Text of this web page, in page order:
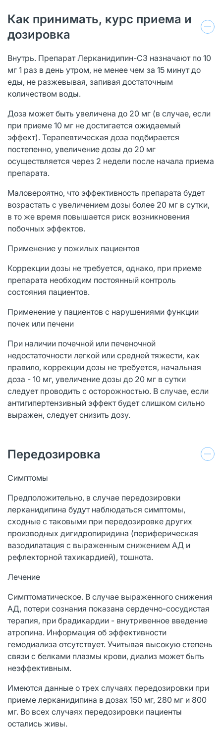
Как принимать, курс приема и
дозировка
Внутрь. Препарат Лерканидипин-СЗ назначают по 10
мг 1 раз в день утром, не менее чем за 15 минут до
еды, не разжевывая, запивая достаточным
количеством воды.
Доза может быть увеличена до 20 мг (в случае, если
при приеме 10 мг не достигается ожидаемый
эффект). Терапевтическая доза подбирается
постепенно, увеличение дозы до 20 мг
осуществляется через 2 недели после начала приема
препарата.
Маловероятно, что эффективность препарата будет
возрастать с увеличением дозы более 20 мг в сутки,
в то же время повышается риск возникновения
побочных эффектов.
Применение у пожилых пациентов
Коррекции дозы не требуется, однако, при приеме
препарата необходим постоянный контроль
состояния пациентов.
Применение у пациентов с нарушениями функции
почек или печени
При наличии почечной или печеночной
недостаточности легкой или средней тяжести, как
правило, коррекции дозы не требуется, начальная
доза - 10 мг, увеличение дозы до 20 мг в сутки
следует проводить с осторожностью. В случае, если
антигипертензивный эффект будет слишком сильно
выражен, следует снизить дозу.
Передозировка
Симптомы
Предположительно, в случае передозировки
лерканидипина будут наблюдаться симптомы,
сходные с таковыми при передозировке других
производных дигидропиридина (периферическая
вазодилатация с выраженным снижением АД и
рефлекторной тахикардией), тошнота.
Лечение
Симптоматическое. В случае выраженного снижения
АД, потери сознания показана сердечно-сосудистая
терапия, при брадикардии - внутривенное введение
атропина. Информация об эффективности
гемодиализа отсутствует. Учитывая высокую степень
связи с белками плазмы крови, диализ может быть
неэффективным.
Имеются данные о трех случаях передозировки при
приеме лерканидипина в дозах 150 мг, 280 мг и 800
мг. Во всех случаях передозировки пациенты
остались живы.